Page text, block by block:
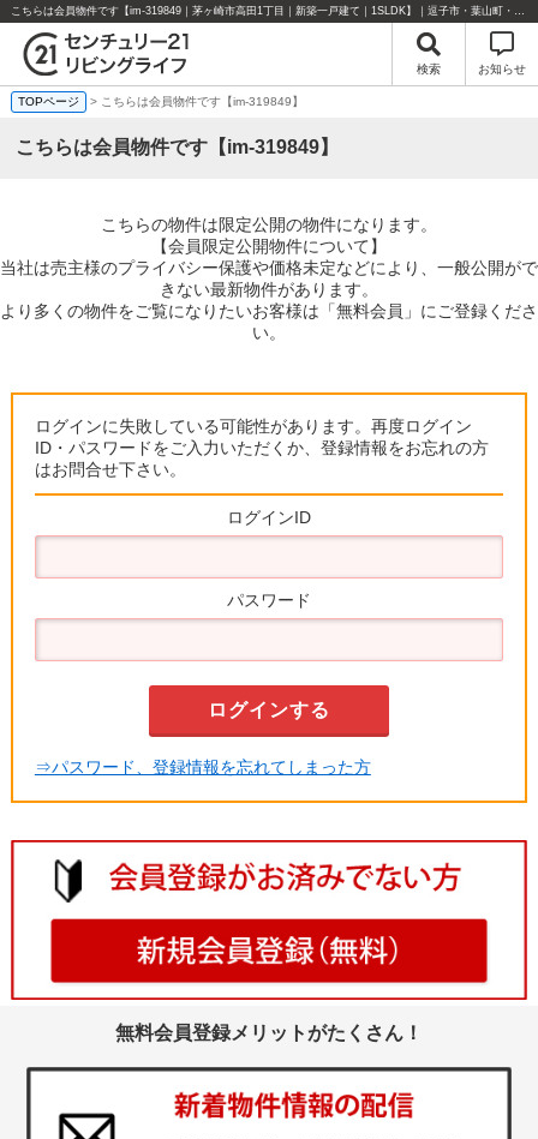
こちらは会員物件です【im-319849｜茅ヶ崎市高田1丁目｜新築一戸建て｜1SLDK】｜逗子市・葉山町・湘南エリアの不動産のことならセンチュリー21リビングライフにお任せください！
検索 お知らせ
TOPページ > こちらは会員物件です【im-319849】
こちらは会員物件です【im-319849】
こちらの物件は限定公開の物件になります。
【会員限定公開物件について】
当社は売主様のプライバシー保護や価格未定などにより、一般公開がで
きない最新物件があります。
より多くの物件をご覧になりたいお客様は「無料会員」にご登録くださ
い。
ログインに失敗している可能性があります。再度ログイン
ID・パスワードをご入力いただくか、登録情報をお忘れの方
はお問合せ下さい。
ログインID
パスワード
⇒パスワード、登録情報を忘れてしまった方
無料会員登録メリットがたくさん！